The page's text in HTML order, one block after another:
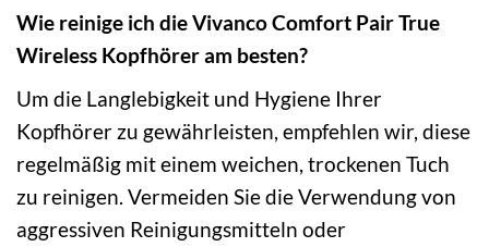
Wie reinige ich die Vivanco Comfort Pair True
Wireless Kopfhörer am besten?
Um die Langlebigkeit und Hygiene Ihrer
Kopfhörer zu gewährleisten, empfehlen wir, diese
regelmäßig mit einem weichen, trockenen Tuch
zu reinigen. Vermeiden Sie die Verwendung von
aggressiven Reinigungsmitteln oder